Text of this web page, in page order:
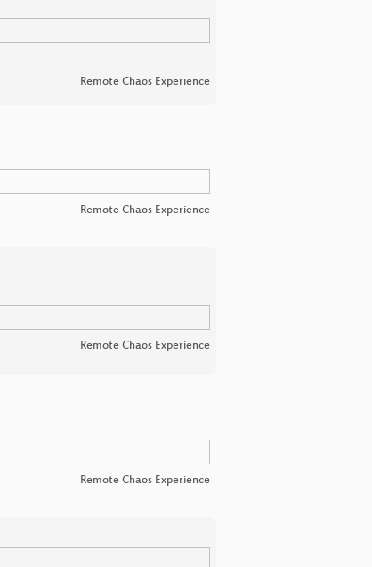
Remote Chaos Experience
Remote Chaos Experience
Remote Chaos Experience
Remote Chaos Experience